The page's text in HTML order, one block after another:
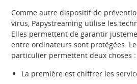
Comme autre dispositif de
virus, Papystreaming utilise les
Elles permettent de garantir
entre ordinateurs sont protégées.
particulier permettent deux choses :
La première est chiffrer les